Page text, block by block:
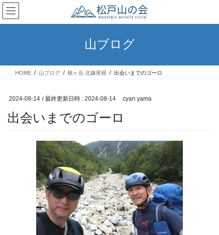
コ
ン
テ
ス
ナ
ビ
ゲ
ン
山ブログ
HOME 山ブログ 槍ヶ岳 北鎌尾根 出会いまでのゴーロ
2024-08-14 / 最終更新日時 : 2024-08-14 cyan yama
出会いまでのゴーロ